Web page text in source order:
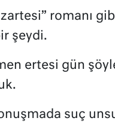
romanı
şeydi.
ertesi gün
suç